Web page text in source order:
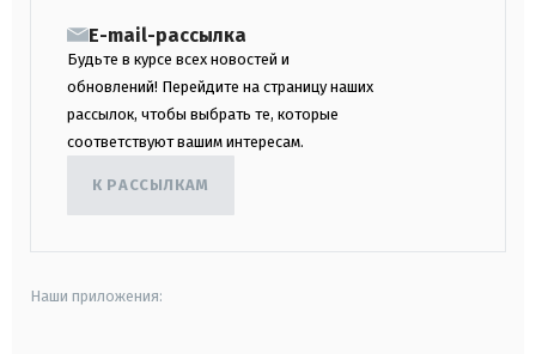
E-mail-рассылка
Будьте в курсе всех новостей и
обновлений! Перейдите на страницу наших
рассылок, чтобы выбрать те, которые
соответствуют вашим интересам.
К РАССЫЛКАМ
Наши приложения: